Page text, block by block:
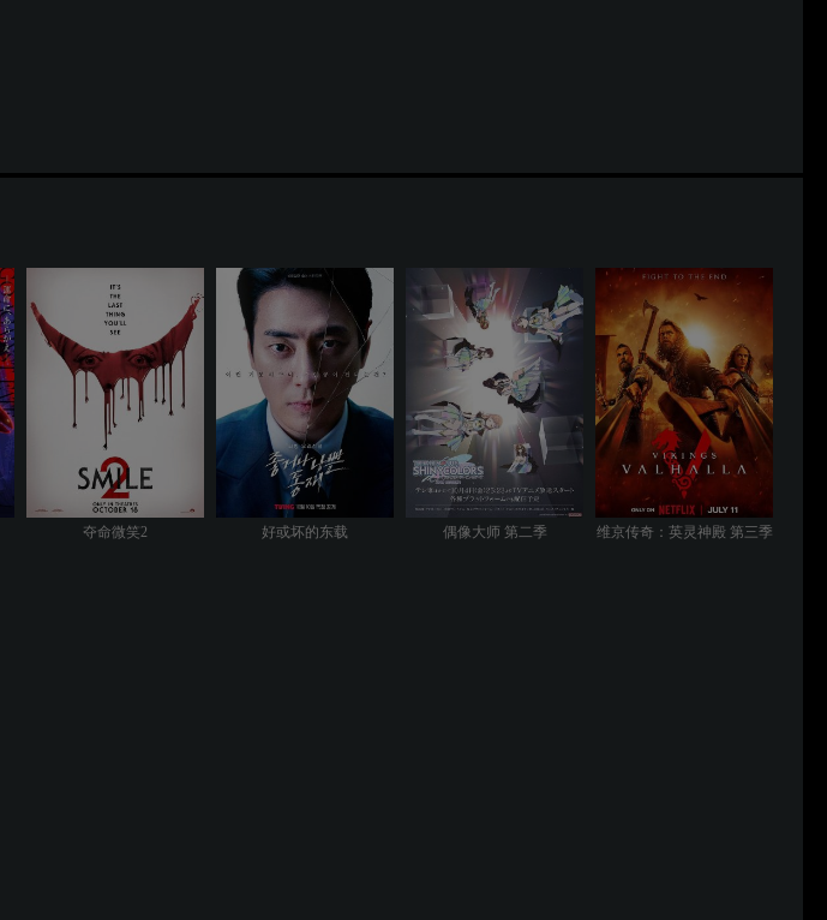
夺命微笑2 好或坏的东载 偶像大师 第二季 维京传奇：英灵神殿 第三季